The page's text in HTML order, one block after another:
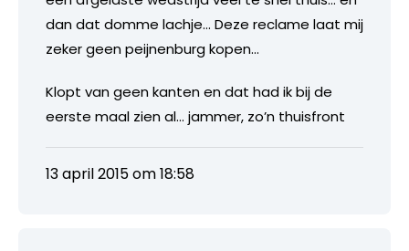
dan dat domme lachje… Deze reclame laat mij
zeker geen peijnenburg kopen…
Klopt van geen kanten en dat had ik bij de
eerste maal zien al… jammer, zo’n thuisfront
13 april 2015 om 18:58